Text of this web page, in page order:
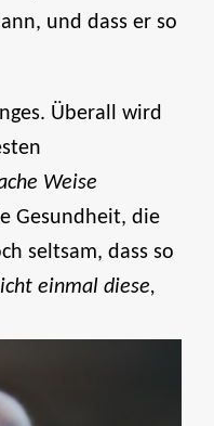
und dass er so
Überall wird
Weise
Gesundheit, die
seltsam, dass so
einmal diese,